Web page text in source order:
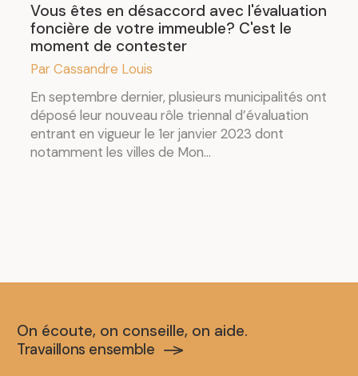
Vous êtes en désaccord avec l'évaluation
foncière de votre immeuble? C'est le
moment de contester
Par Cassandre Louis
En septembre dernier, plusieurs municipalités ont
déposé leur nouveau rôle triennal d’évaluation
entrant en vigueur le 1er janvier 2023 dont
notamment les villes de Mon...
On écoute, on conseille, on aide.
Travaillons ensemble